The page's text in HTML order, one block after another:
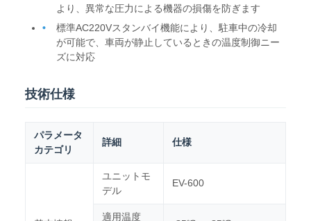
より、異常な圧力による機器の損傷を防ぎます
標準AC220Vスタンバイ機能により、駐車中の冷却
が可能で、車両が静止しているときの温度制御ニー
ズに対応
技術仕様
パラメータ
カテゴリ
詳細 仕様
ユニットモ
デル
EV-600
適用温度